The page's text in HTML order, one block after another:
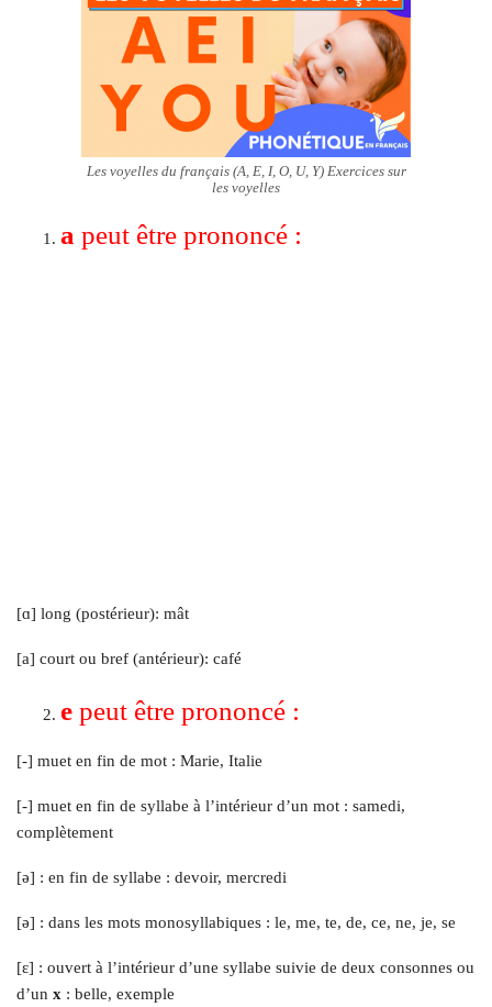
Les voyelles du français (A, E, I, O, U, Y) Exercices sur
les voyelles
a peut être prononcé :
[ɑ] long (postérieur): mât
[a] court ou bref (antérieur): café
e peut être prononcé :
[-] muet en fin de mot : Marie, Italie
[-] muet en fin de syllabe à l’intérieur d’un mot : samedi,
complètement
[ə] : en fin de syllabe : devoir, mercredi
[ə] : dans les mots monosyllabiques : le, me, te, de, ce, ne, je, se
[ɛ] : ouvert à l’intérieur d’une syllabe suivie de deux consonnes ou
d’un x : belle, exemple